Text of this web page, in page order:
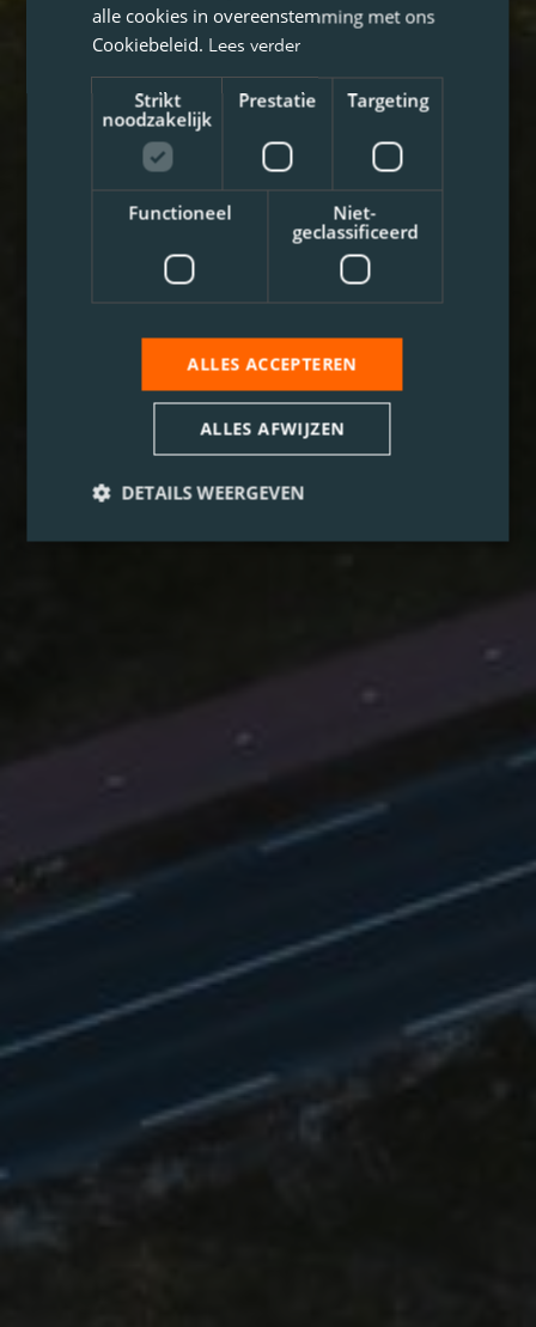
alle cookies in overeenstemming met ons
Cookiebeleid. Lees verder
Strikt
noodzakelijk
Prestatie Targeting
Functioneel
Niet-
geclassificeerd
ALLES ACCEPTEREN
ALLES AFWIJZEN
DETAILS WEERGEVEN